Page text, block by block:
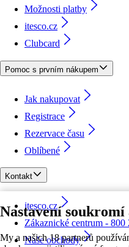
Nastavení soukromí
My a našich 18 partnerů
Možnosti platby
itesco.cz
Clubcard
Pomoc s prvním nákupem
Jak nakupovat
Registrace
Rezervace času
Oblíbené
Kontakt
itesco.cz
Zákaznické centrum - 800
Naše obchody